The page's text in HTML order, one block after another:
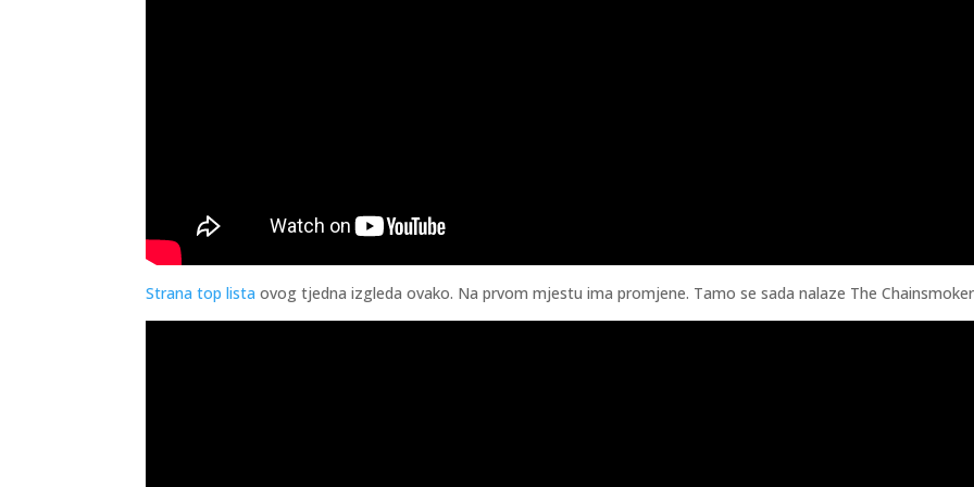
Strana top lista ovog tjedna izgleda ovako. Na prvom mjestu ima promjene. Tamo se sada nalaze The